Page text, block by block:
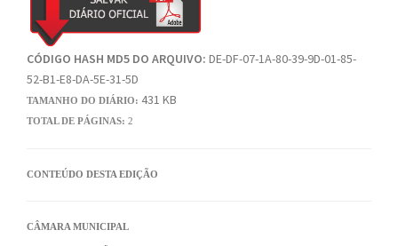
CÓDIGO HASH MD5 DO ARQUIVO: DE-DF-07-1A-80-39-9D-01-85-
52-B1-E8-DA-5E-31-5D
TAMANHO DO DIÁRIO: 431 KB
TOTAL DE PÁGINAS: 2
CONTEÚDO DESTA EDIÇÃO
CÂMARA MUNICIPAL